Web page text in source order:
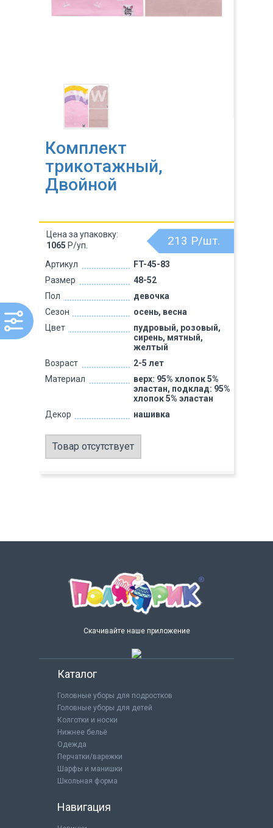
Комплект
трикотажный,
Двойной
Артикул
FT-45-83
Размер
48-52
Пол
девочка
Сезон
осень, весна
Цвет
пудровый, розовый,
сирень, мятный,
желтый
Возраст
2-5 лет
Материал
верх: 95% хлопок 5%
эластан, подклад: 95%
хлопок 5% эластан
Декор
нашивка
213 Р/шт.
Цена за упаковку:
1065 Р/уп.
Товар отсутствует
Скачивайте наше приложение
Каталог
Головные уборы для подростков
Головные уборы для детей
Колготки и носки
Нижнее бельё
Одежда
Перчатки/варежки
Шарфы и манишки
Школьная форма
Навигация